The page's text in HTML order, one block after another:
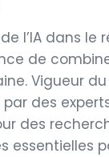
de l’IA dans
de
Vigueur
des
des
essentielles